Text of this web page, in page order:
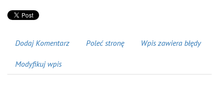
Dodaj Komentarz Poleć stronę Wpis zawiera błędy
Modyfikuj wpis